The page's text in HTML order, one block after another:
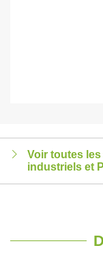
Voir toutes
industriels et